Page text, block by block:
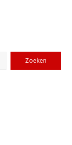
Zoeken